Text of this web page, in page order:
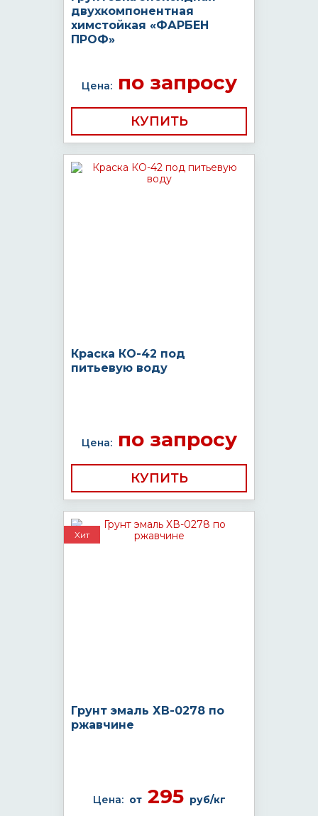
двухкомпонентная
химстойкая «ФАРБЕН
ПРОФ»
Цена:по запросу
КУПИТЬ
Краска КО-42 под
питьевую воду
Цена:по запросу
КУПИТЬ
Хит
Грунт эмаль ХВ-0278 по
ржавчине
Цена: от295 руб/кг